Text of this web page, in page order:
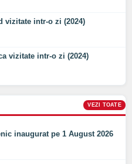
vizitate intr-o zi (2024)
vizitate intr-o zi (2024)
VEZI TOATE
inaugurat pe 1 August 2026